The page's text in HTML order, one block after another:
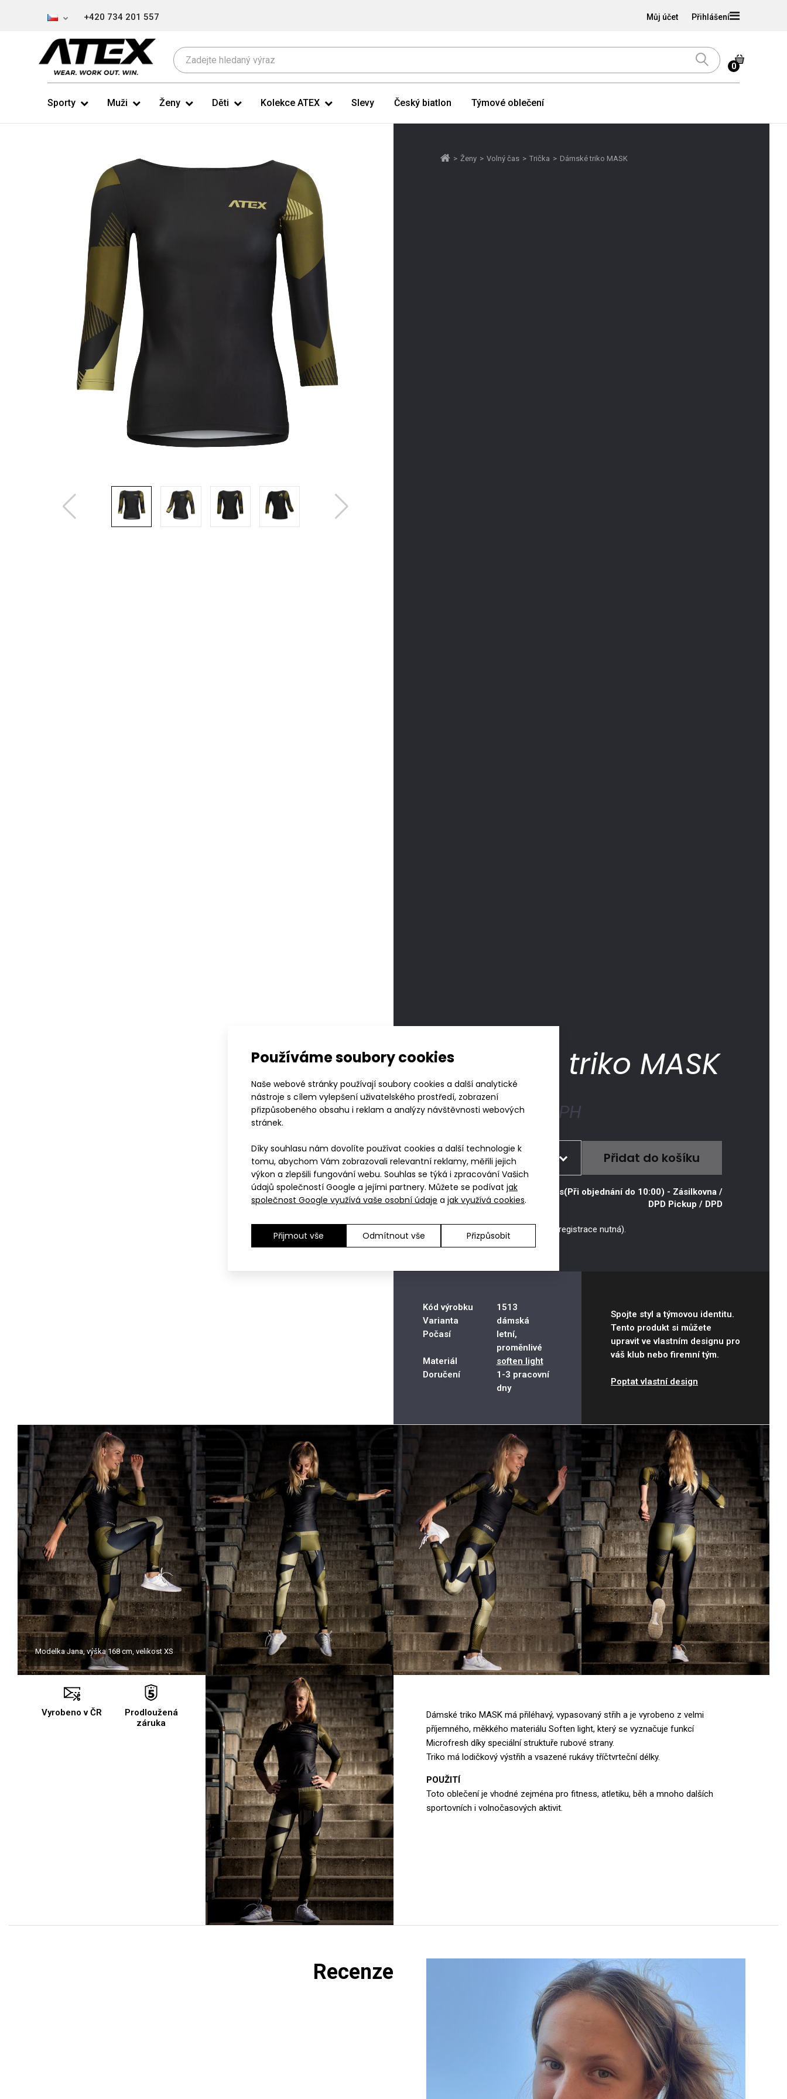
Používáme soubory cookies
Naše webové stránky používají soubory cookies a další analytické
nástroje s cílem vylepšení uživatelského prostředí, zobrazení
přizpůsobeného obsahu i reklam a analýzy návštěvnosti webových
stránek.
Díky souhlasu nám dovolíte používat cookies a další technologie k
tomu, abychom Vám zobrazovali relevantní reklamy, měřili jejich
výkon a zlepšili fungování webu. Souhlas se týká i zpracování Vašich
údajů společností Google a jejími partnery. Můžete se podívat jak
společnost Google využívá vaše osobní údaje a jak využívá cookies.
Přijmout vše Odmítnout vše Přizpůsobit
+420 734 201 557 Přihlášení
Můj účet
0
Sporty Muži Ženy Děti Kolekce ATEX Slevy Český biatlon Týmové oblečení
> Ženy > Volný čas > Trička > Dámské triko MASK
Dámské triko MASK
849 Kč s DPH
Vyberte velikost
XS
Dejte mi vědět
S
Dejte mi vědět
L
Dejte mi vědět
XL
Dejte mi vědět
XXL
Dejte mi vědět
Tabulka
velikostí
Pátek 7.8. u vás(Při objednání do 10:00) - Zásilkovna /
DPD Pickup / DPD
Nákupem získáváte 849 bodů (registrace nutná).
Kód výrobku
1513
Varianta
dámská
Počasí
letní,
proměnlivé
Materiál
soften light
Doručení
1-3 pracovní
dny
Spojte styl a týmovou identitu.
Tento produkt si můžete
upravit ve vlastním designu pro
váš klub nebo firemní tým.
Poptat vlastní design
Modelka Jana, výška 168 cm, velikost XS
Vyrobeno v ČR
Prodloužená
záruka
Dámské triko MASK má přiléhavý, vypasovaný střih a je vyrobeno z velmi
příjemného, měkkého materiálu Soften light, který se vyznačuje funkcí
Microfresh díky speciální struktuře rubové strany.
Triko má lodičkový výstřih a vsazené rukávy tříčtvrteční délky.
POUŽITÍ
Toto oblečení je vhodné zejména pro fitness, atletiku, běh a mnoho dalších
sportovních i volnočasových aktivit.
Recenze